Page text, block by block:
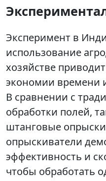
Эксперимент в
использование
хозяйстве
экономии времени
В сравнении с
обработки полей,
штанговые
опрыскиватели
эффективность и
чтобы обработать